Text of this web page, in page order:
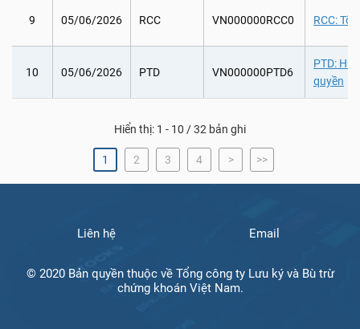
9 05/06/2026 RCC VN000000RCC0 RCC: Tổ
10 05/06/2026 PTD VN000000PTD6
PTD:
quyền
Hiển thị: 1 - 10 / 32 bản ghi
1 2 3 4 > >>
Liên hệ Email
© 2020 Bản quyền thuộc về Tổng công ty Lưu ký và Bù trừ
chứng khoán Việt Nam.